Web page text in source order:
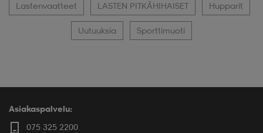
Lastenvaatteet LASTEN PITKÄHIHAISET Hupparit
Uutuuksia Sporttimuoti
Asiakaspalvelu:
075 325 2200